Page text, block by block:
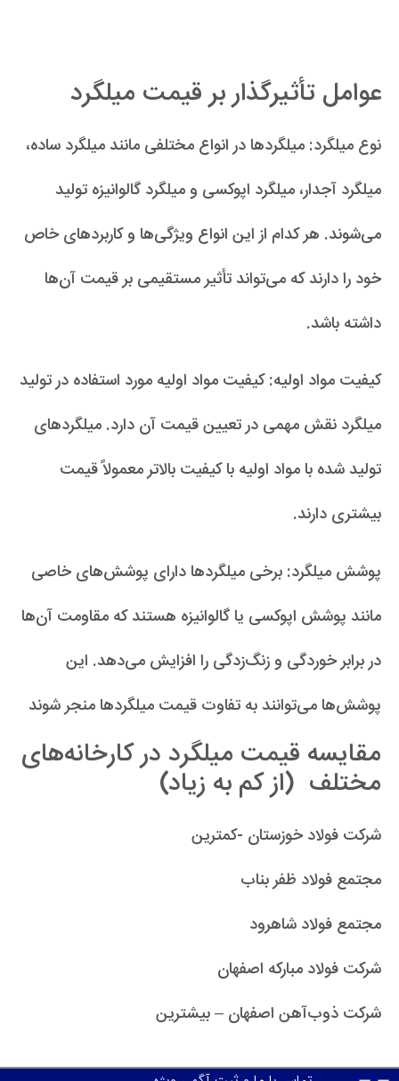
عوامل تأثیرگذار بر قیمت میلگرد
نوع میلگرد: میلگردها در انواع مختلفی مانند میلگرد ساده،
میلگرد آجدار، میلگرد اپوکسی و میلگرد گالوانیزه تولید
می‌شوند. هر کدام از این انواع ویژگی‌ها و کاربردهای خاص
خود را دارند که می‌تواند تأثیر مستقیمی بر قیمت آن‌ها
داشته باشد.
کیفیت مواد اولیه: کیفیت مواد اولیه مورد استفاده در تولید
میلگرد نقش مهمی در تعیین قیمت آن دارد. میلگردهای
تولید شده با مواد اولیه با کیفیت بالاتر معمولاً قیمت
بیشتری دارند.
پوشش میلگرد: برخی میلگردها دارای پوشش‌های خاصی
مانند پوشش اپوکسی یا گالوانیزه هستند که مقاومت آن‌ها
در برابر خوردگی و زنگ‌زدگی را افزایش می‌دهد. این
پوشش‌ها می‌توانند به تفاوت قیمت میلگردها منجر شوند
مقایسه قیمت میلگرد در کارخانه‌های
مختلف (از کم به زیاد)
شرکت فولاد خوزستان -کمترین
مجتمع فولاد ظفر بناب
مجتمع فولاد شاهرود
شرکت فولاد مبارکه اصفهان
شرکت ذوب‌آهن اصفهان – بیشترین